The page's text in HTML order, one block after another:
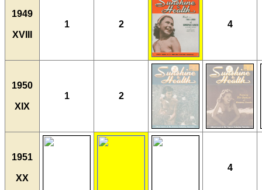
1949
XVIII
1 2 4
1950
XIX
1 2
1951
XX
4